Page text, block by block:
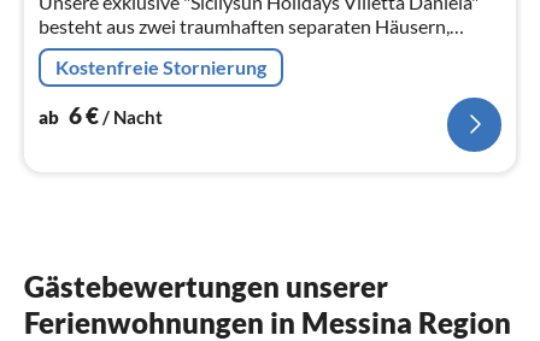
besteht aus zwei traumhaften separaten Häusern,
welche direkt gegenüber liegen.
Kostenfreie Stornierung
ab 6€/ Nacht
Gästebewertungen unserer
Ferienwohnungen in Messina Region